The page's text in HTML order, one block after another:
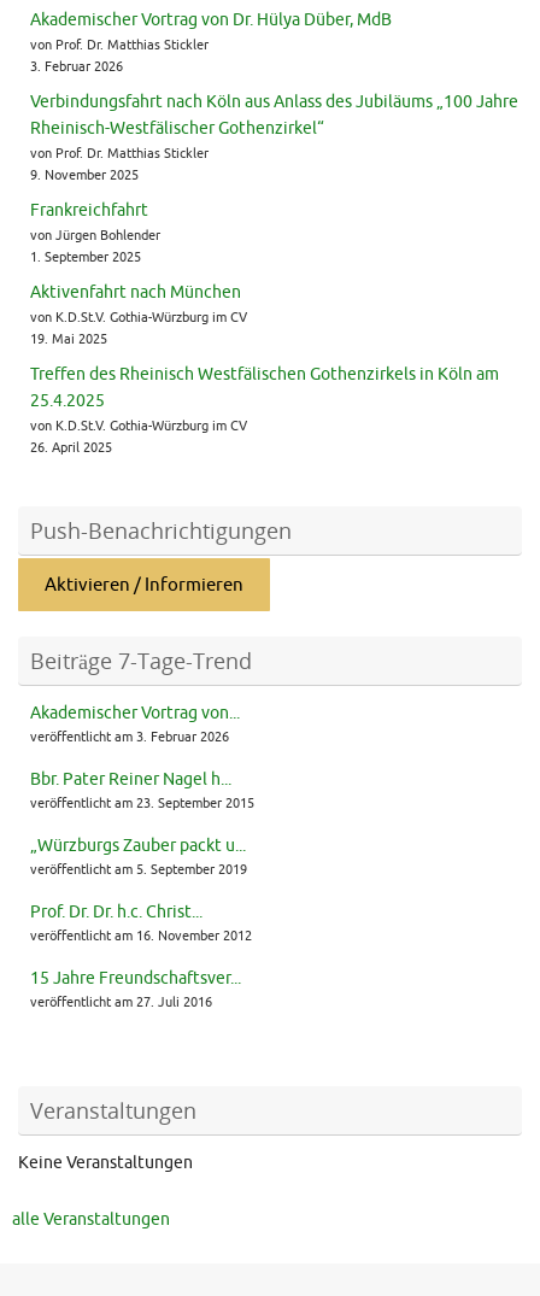
Akademischer Vortrag von Dr. Hülya Düber, MdB
von Prof. Dr. Matthias Stickler
3. Februar 2026
Verbindungsfahrt nach Köln aus Anlass des Jubiläums „100 Jahre
Rheinisch-Westfälischer Gothenzirkel“
von Prof. Dr. Matthias Stickler
9. November 2025
Frankreichfahrt
von Jürgen Bohlender
1. September 2025
Aktivenfahrt nach München
von K.D.St.V. Gothia-Würzburg im CV
19. Mai 2025
Treffen des Rheinisch Westfälischen Gothenzirkels in Köln am
25.4.2025
von K.D.St.V. Gothia-Würzburg im CV
26. April 2025
Push-Benachrichtigungen
Aktivieren / Informieren
Beiträge 7-Tage-Trend
Akademischer Vortrag von...
veröffentlicht am 3. Februar 2026
Bbr. Pater Reiner Nagel h...
veröffentlicht am 23. September 2015
„Würzburgs Zauber packt u...
veröffentlicht am 5. September 2019
Prof. Dr. Dr. h.c. Christ...
veröffentlicht am 16. November 2012
15 Jahre Freundschaftsver...
veröffentlicht am 27. Juli 2016
Veranstaltungen
Keine Veranstaltungen
alle Veranstaltungen